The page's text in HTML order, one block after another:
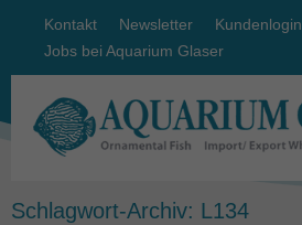
Kontakt Newsletter
Kundenlogin
Jobs bei Aquarium Glaser
Schlagwort-Archiv: L134